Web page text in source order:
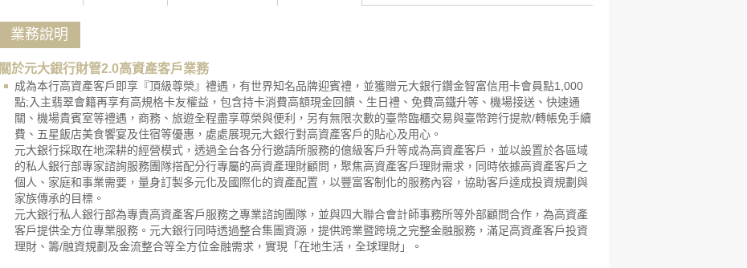
業務說明
關於元大銀行財管2.0高資產客戶業務
成為本行高資產客戶即享『頂級尊榮』禮遇，有世界知名品牌迎賓禮，並獲贈元大銀行鑽金智富信用卡會員點1,000
點;入主翡翠會籍再享有高規格卡友權益，包含持卡消費高額現金回饋、生日禮、免費高鐵升等、機場接送、快速通
關、機場貴賓室等禮遇，商務、旅遊全程盡享尊榮與便利，另有無限次數的臺幣臨櫃交易與臺幣跨行提款/轉帳免手續
費、五星飯店美食饗宴及住宿等優惠，處處展現元大銀行對高資產客戶的貼心及用心。
元大銀行採取在地深耕的經營模式，透過全台各分行邀請所服務的億級客戶升等成為高資產客戶，並以設置於各區域
的私人銀行部專家諮詢服務團隊搭配分行專屬的高資產理財顧問，聚焦高資產客戶理財需求，同時依據高資產客戶之
個人、家庭和事業需要，量身訂製多元化及國際化的資產配置，以豐富客制化的服務內容，協助客戶達成投資規劃與
家族傳承的目標。
元大銀行私人銀行部為專責高資產客戶服務之專業諮詢團隊，並與四大聯合會計師事務所等外部顧問合作，為高資產
客戶提供全方位專業服務。元大銀行同時透過整合集團資源，提供跨業暨跨境之完整金融服務，滿足高資產客戶投資
理財、籌/融資規劃及金流整合等全方位金融需求，實現「在地生活，全球理財」。